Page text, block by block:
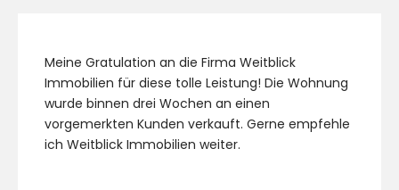
Meine Gratulation an die Firma Weitblick
Immobilien für diese tolle Leistung! Die Wohnung
wurde binnen drei Wochen an einen
vorgemerkten Kunden verkauft. Gerne empfehle
ich Weitblick Immobilien weiter.